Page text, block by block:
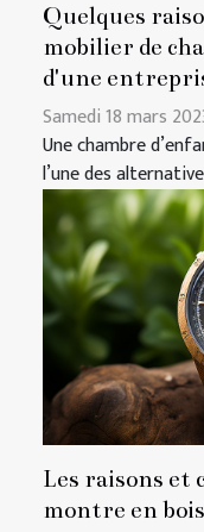
Quelques
mobilier de
d'une
Samedi 18 mars
Une chambre
l’une des
Les raisons et
montre en bois